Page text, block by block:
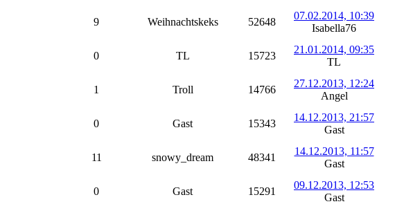
9 Weihnachtskeks 52648
07.02.2014, 10:39
Isabella76
0 TL 15723
21.01.2014, 09:35
TL
1 Troll 14766
27.12.2013, 12:24
Angel
0 Gast 15343
14.12.2013, 21:57
Gast
11 snowy_dream 48341
14.12.2013, 11:57
Gast
0 Gast 15291
09.12.2013, 12:53
Gast